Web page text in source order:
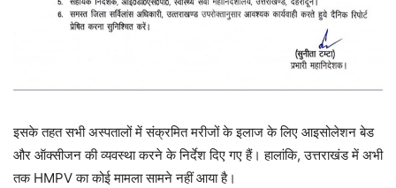
इसके तहत सभी अस्पतालों में संक्रमित मरीजों के इलाज के लिए आइसोलेशन बेड
और ऑक्सीजन की व्यवस्था करने के निर्देश दिए गए हैं। हालांकि, उत्तराखंड में अभी
तक HMPV का कोई मामला सामने नहीं आया है।